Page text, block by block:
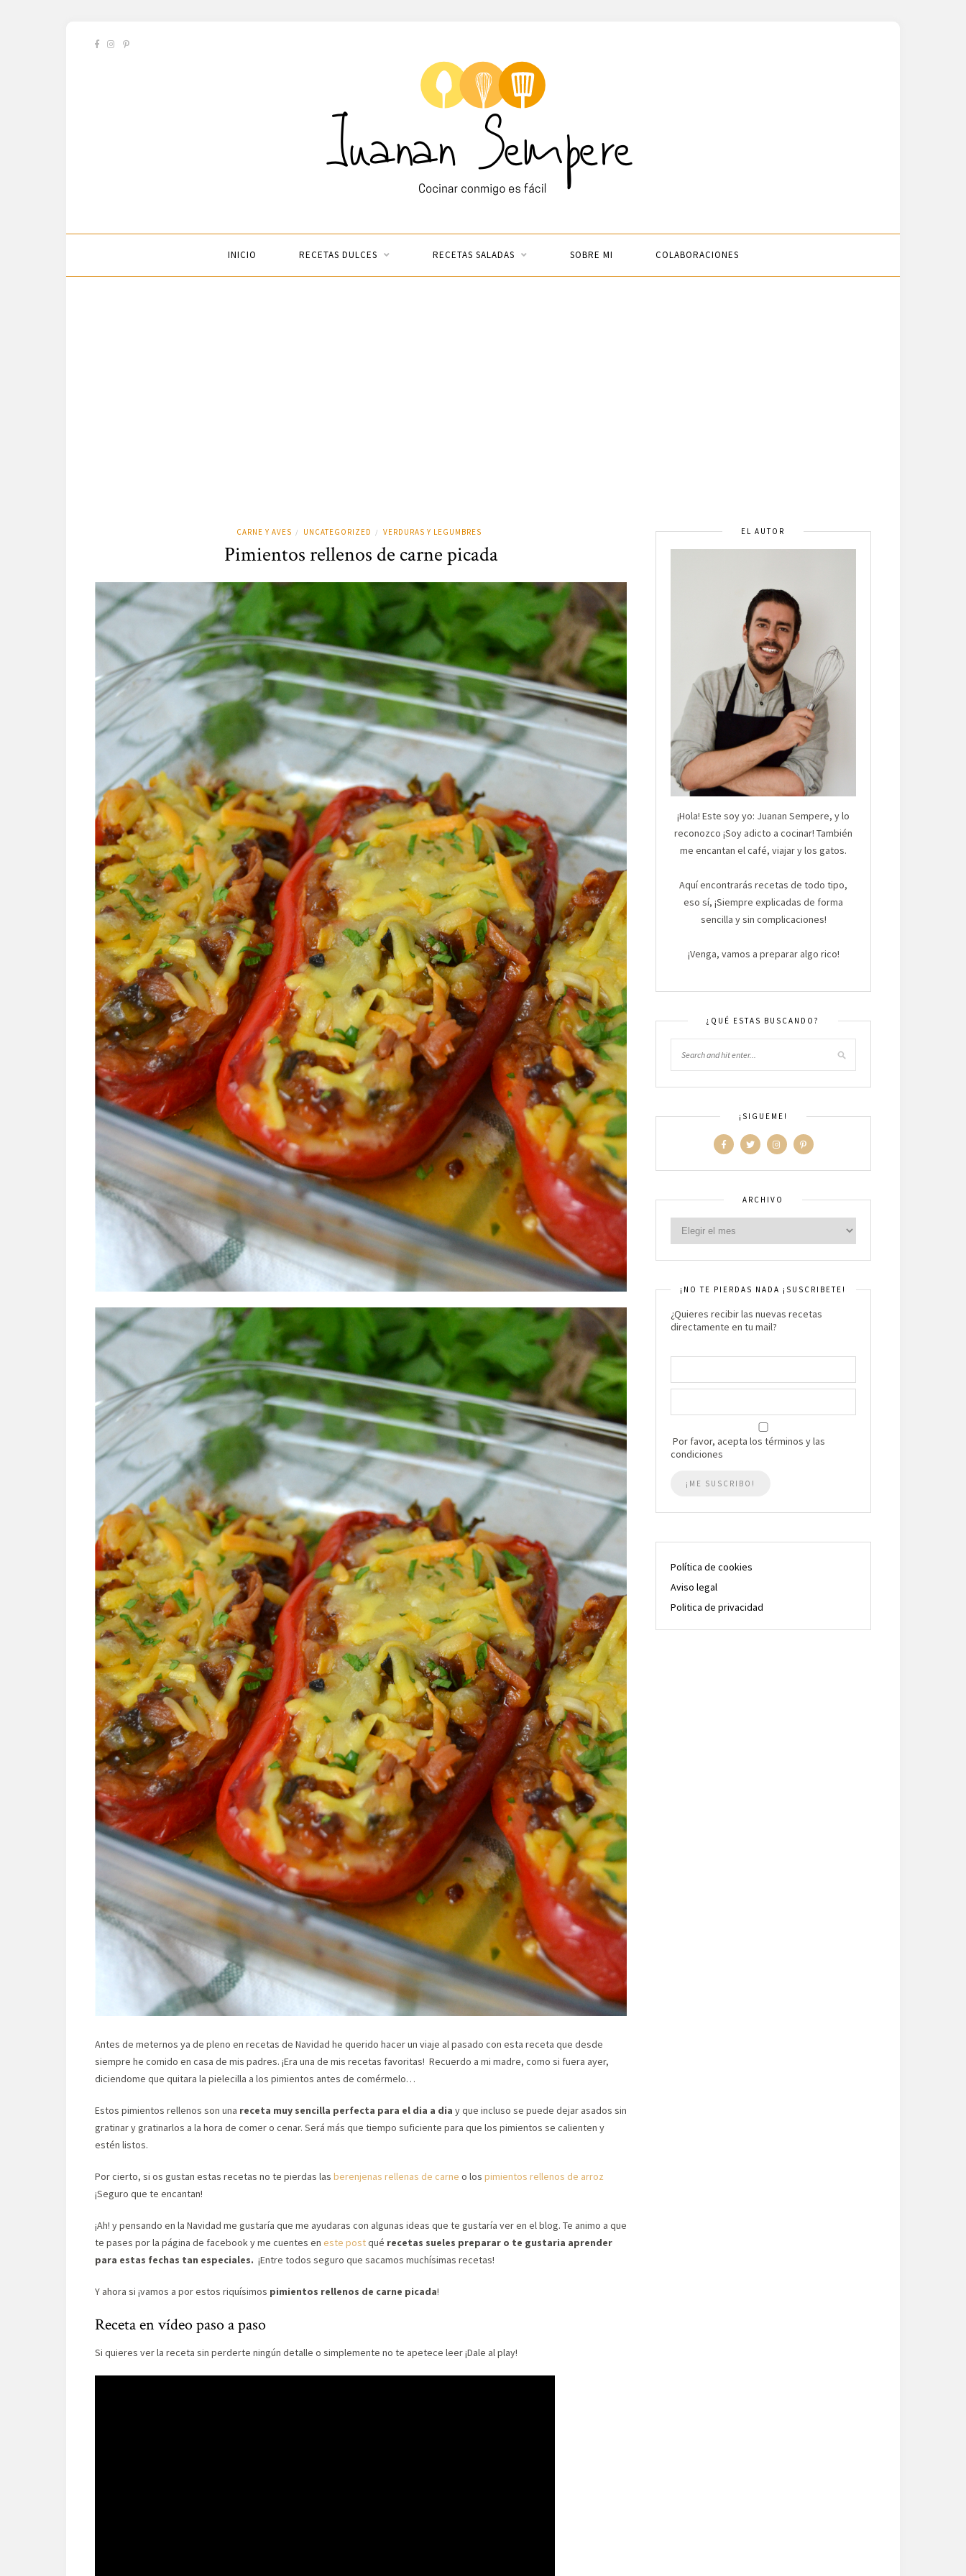
INICIO RECETAS DULCES RECETAS SALADAS SOBRE MI COLABORACIONES
CARNE Y AVES / UNCATEGORIZED / VERDURAS Y LEGUMBRES
Pimientos rellenos de carne picada
Antes de meternos ya de pleno en recetas de Navidad he querido hacer un viaje al pasado con esta receta que desde
siempre he comido en casa de mis padres. ¡Era una de mis recetas favoritas! Recuerdo a mi madre, como si fuera ayer,
diciendome que quitara la pielecilla a los pimientos antes de comérmelo…
Estos pimientos rellenos son una receta muy sencilla perfecta para el dia a dia y que incluso se puede dejar asados sin
gratinar y gratinarlos a la hora de comer o cenar. Será más que tiempo suficiente para que los pimientos se calienten y
estén listos.
Por cierto, si os gustan estas recetas no te pierdas las berenjenas rellenas de carne o los pimientos rellenos de arroz
¡Seguro que te encantan!
¡Ah! y pensando en la Navidad me gustaría que me ayudaras con algunas ideas que te gustaría ver en el blog. Te animo a que
te pases por la página de facebook y me cuentes en este postqué recetas sueles preparar o te gustaria aprender
para estas fechas tan especiales. ¡Entre todos seguro que sacamos muchísimas recetas!
Y ahora si ¡vamos a por estos riquísimos pimientos rellenos de carne picada!
Receta en vídeo paso a paso
Si quieres ver la receta sin perderte ningún detalle o simplemente no te apetece leer ¡Dale al play!
EL AUTOR
¡Hola! Este soy yo: Juanan Sempere, y lo
reconozco ¡Soy adicto a cocinar! También
me encantan el café, viajar y los gatos.
Aquí encontrarás recetas de todo tipo,
eso sí, ¡Siempre explicadas de forma
sencilla y sin complicaciones!
¡Venga, vamos a preparar algo rico!
¿QUÉ ESTAS BUSCANDO?
¡SIGUEME!
ARCHIVO
¡NO TE PIERDAS NADA ¡SUSCRIBETE!
¿Quieres recibir las nuevas recetas
directamente en tu mail?
Por favor, acepta los términos y las
condiciones
Política de cookies
Aviso legal
Politica de privacidad